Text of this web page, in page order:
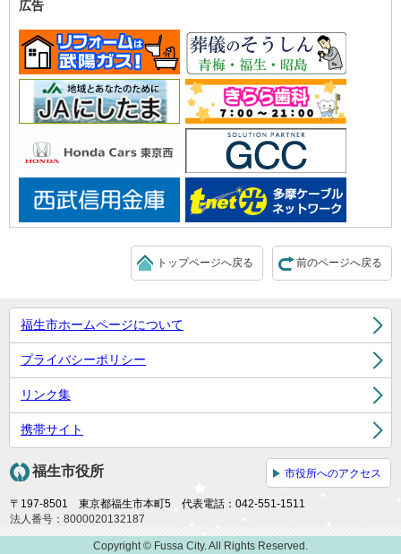
広告
前のページへ戻る
トップページへ戻る
福生市ホームページについて
プライバシーポリシー
リンク集
携帯サイト
福生市役所 市役所へのアクセス
〒197-8501 東京都福生市本町5 代表電話：042-551-1511
法人番号：8000020132187
Copyright © Fussa City. All Rights Reserved.